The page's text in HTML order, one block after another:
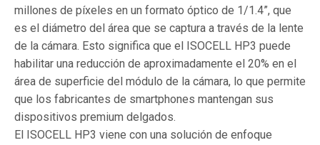
millones de píxeles en un formato óptico de 1/1.4”, que
es el diámetro del área que se captura a través de la lente
de la cámara. Esto significa que el ISOCELL HP3 puede
habilitar una reducción de aproximadamente el 20% en el
área de superficie del módulo de la cámara, lo que permite
que los fabricantes de smartphones mantengan sus
dispositivos premium delgados.
El ISOCELL HP3 viene con una solución de enfoque